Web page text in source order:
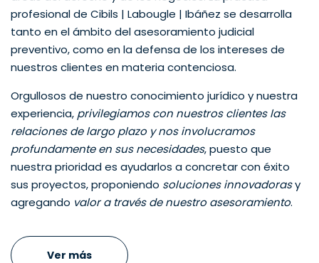
profesional de Cibils | Labougle | Ibáñez se desarrolla
tanto en el ámbito del asesoramiento judicial
preventivo, como en la defensa de los intereses de
nuestros clientes en materia contenciosa.
Orgullosos de nuestro conocimiento jurídico y nuestra
experiencia, privilegiamos con nuestros clientes las
relaciones de largo plazo y nos involucramos
profundamente en sus necesidades, puesto que
nuestra prioridad es ayudarlos a concretar con éxito
sus proyectos, proponiendo soluciones innovadorasy
agregando valor a través de nuestro asesoramiento.
Ver más